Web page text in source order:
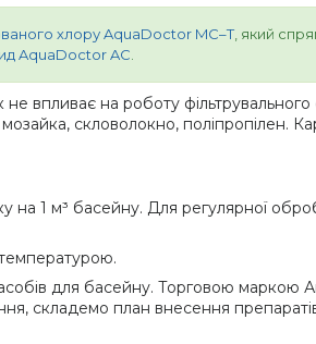
хлору AquaDoctor MC–T, який
AquaDoctor AC.
впливає на роботу
скловолокно, поліпропілен.
1 м³ басейну. Для регулярної
для басейну. Торговою
складемо план внесення